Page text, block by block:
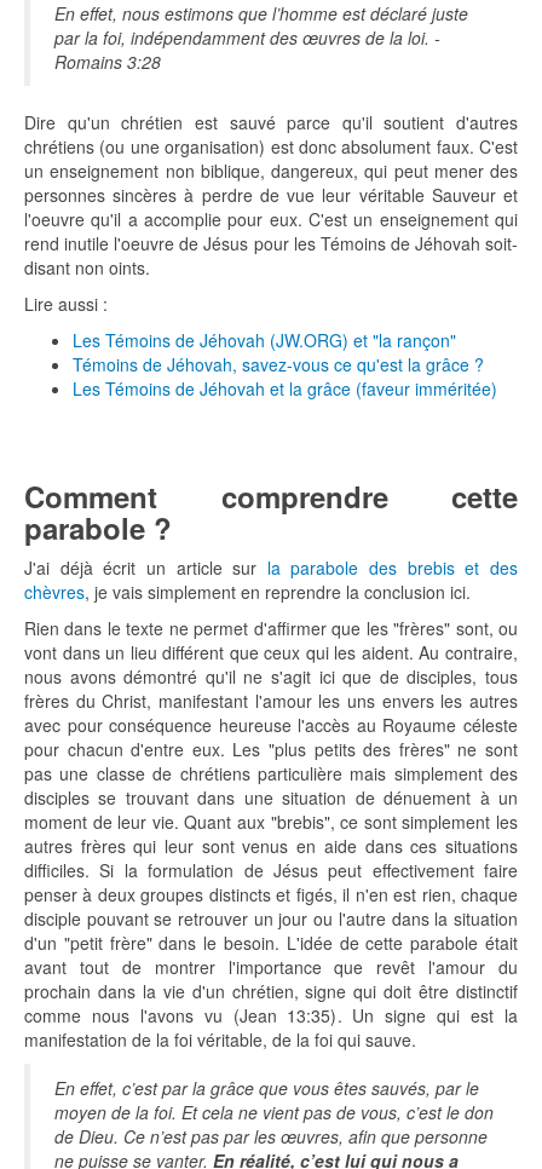
En effet, nous estimons que l’homme est déclaré juste
par la foi, indépendamment des œuvres de la loi. -
Romains 3:28
Dire qu'un chrétien est sauvé parce qu'il soutient d'autres
chrétiens (ou une organisation) est donc absolument faux. C'est
un enseignement non biblique, dangereux, qui peut mener des
personnes sincères à perdre de vue leur véritable Sauveur et
l'oeuvre qu'il a accomplie pour eux. C'est un enseignement qui
rend inutile l'oeuvre de Jésus pour les Témoins de Jéhovah soit-
disant non oints.
Lire aussi :
Les Témoins de Jéhovah (JW.ORG) et "la rançon"
Témoins de Jéhovah, savez-vous ce qu'est la grâce ?
Les Témoins de Jéhovah et la grâce (faveur imméritée)
Comment comprendre cette
parabole ?
J'ai déjà écrit un article sur la parabole des brebis et des
chèvres, je vais simplement en reprendre la conclusion ici.
Rien dans le texte ne permet d'affirmer que les "frères" sont, ou
vont dans un lieu différent que ceux qui les aident. Au contraire,
nous avons démontré qu'il ne s'agit ici que de disciples, tous
frères du Christ, manifestant l'amour les uns envers les autres
avec pour conséquence heureuse l'accès au Royaume céleste
pour chacun d'entre eux. Les "plus petits des frères" ne sont
pas une classe de chrétiens particulière mais simplement des
disciples se trouvant dans une situation de dénuement à un
moment de leur vie. Quant aux "brebis", ce sont simplement les
autres frères qui leur sont venus en aide dans ces situations
difficiles. Si la formulation de Jésus peut effectivement faire
penser à deux groupes distincts et figés, il n'en est rien, chaque
disciple pouvant se retrouver un jour ou l'autre dans la situation
d'un "petit frère" dans le besoin. L'idée de cette parabole était
avant tout de montrer l'importance que revêt l'amour du
prochain dans la vie d'un chrétien, signe qui doit être distinctif
comme nous l'avons vu (Jean 13:35). Un signe qui est la
manifestation de la foi véritable, de la foi qui sauve.
En effet, c’est par la grâce que vous êtes sauvés, par le
moyen de la foi. Et cela ne vient pas de vous, c’est le don
de Dieu. Ce n’est pas par les œuvres, afin que personne
ne puisse se vanter. En réalité, c’est lui qui nous a